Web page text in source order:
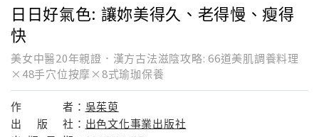
日日好氣色: 讓妳美得久、老得慢、瘦得
快
美女中醫20年親證．漢方古法滋陰攻略: 66道美肌調養料理
×48手穴位按摩×8式瑜珈保養
作 者： 吳茱萸
出
版 社： 出色文化事業出版社